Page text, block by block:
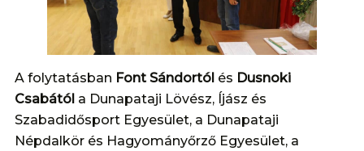
A folytatásban Font Sándortól és Dusnoki
Csabától a Dunapataji Lövész, Íjász és
Szabadidősport Egyesület, a Dunapataji
Népdalkör és Hagyományőrző Egyesület, a